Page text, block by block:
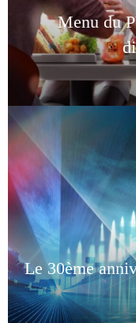
Menu du
Le 30ème